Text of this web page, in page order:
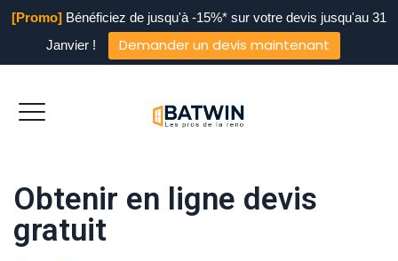
[Promo] Bénéficiez de jusqu'à -15%* sur votre devis jusqu'au 31
Janvier !
Demander un devis maintenant
Obtenir en ligne devis
gratuit